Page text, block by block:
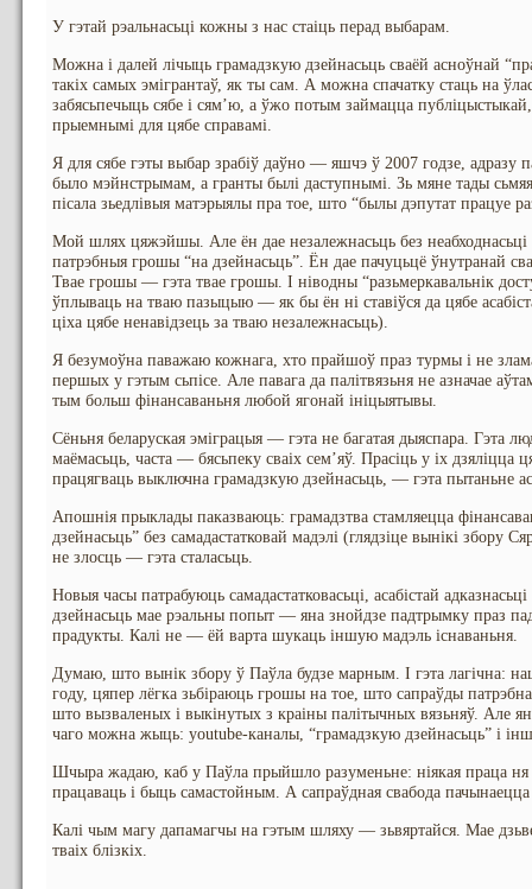
У гэтай рэальнасьці кожны з нас стаіць перад выбарам.
Можна і далей лічыць грамадзкую дзейнасьць сваёй асноўнай
такіх самых эмігрантаў, як ты сам. А можна спачатку стаць на
забясьпечыць сябе і сям’ю, а ўжо потым займацца
прыемнымі для цябе справамі.
Я для сябе гэты выбар зрабіў даўно — яшчэ ў 2007 годзе, адразу
было мэйнстрымам, а гранты былі даступнымі. Зь мяне тады
пісала зьедлівыя матэрыялы пра тое, што “былы дэпутат працуе
Мой шлях цяжэйшы. Але ён дае незалежнасьць без
патрэбныя грошы “на дзейнасьць”. Ён дае пачуцьцё ўнутранай
Твае грошы — гэта твае грошы. І ніводны “разьмеркавальнік
ўплываць на тваю пазыцыю — як бы ён ні ставіўся да цябе
ціха цябе ненавідзець за тваю незалежнасьць).
Я безумоўна паважаю кожнага, хто прайшоў праз турмы і не
першых у гэтым сьпісе. Але павага да палітвязьня не азначае
тым больш фінансаваньня любой ягонай ініцыятывы.
Сёньня беларуская эміграцыя — гэта не багатая дыяспара. Гэта
маёмасьць, часта — бясьпеку сваіх сем’яў. Прасіць у іх
працягваць выключна грамадзкую дзейнасьць, — гэта пытаньне
Апошнія прыклады паказваюць: грамадзтва стамляецца
дзейнасьць” без самадастатковай мадэлі (глядзіце вынікі збору
не злосць — гэта сталасьць.
Новыя часы патрабуюць самадастатковасьці, асабістай
дзейнасьць мае рэальны попыт — яна знойдзе падтрымку праз
прадукты. Калі не — ёй варта шукаць іншую мадэль існаваньня.
Думаю, што вынік збору ў Паўла будзе марным. І гэта лагічна:
году, цяпер лёгка зьбіраюць грошы на тое, што сапраўды
што вызваленых і выкінутых з краіны палітычных вязьняў. Але
чаго можна жыць: youtube-каналы, “грамадзкую дзейнасьць” і
Шчыра жадаю, каб у Паўла прыйшло разуменьне: ніякая праца ня
працаваць і быць самастойным. А сапраўдная свабода
Калі чым магу дапамагчы на гэтым шляху — зьвяртайся. Мае
тваіх блізкіх.